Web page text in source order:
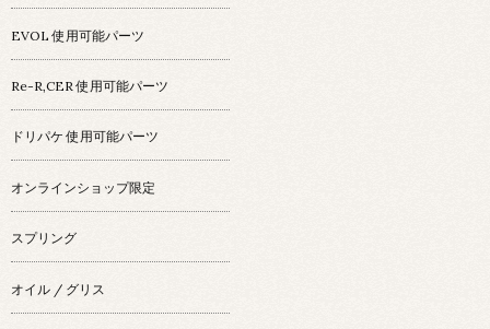
EVOL 使用可能パーツ
Re-R,CER 使用可能パーツ
ドリパケ 使用可能パーツ
オンラインショップ限定
スプリング
オイル / グリス